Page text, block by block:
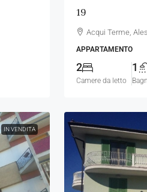
19
Acqui Terme,
APPARTAMENTO
2
Camere da letto
1
IN VENDITA